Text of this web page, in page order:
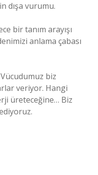
dışa vurumu.
bir tanım arayışı
anlama çabası
biz
veriyor. Hangi
üreteceğine… Biz